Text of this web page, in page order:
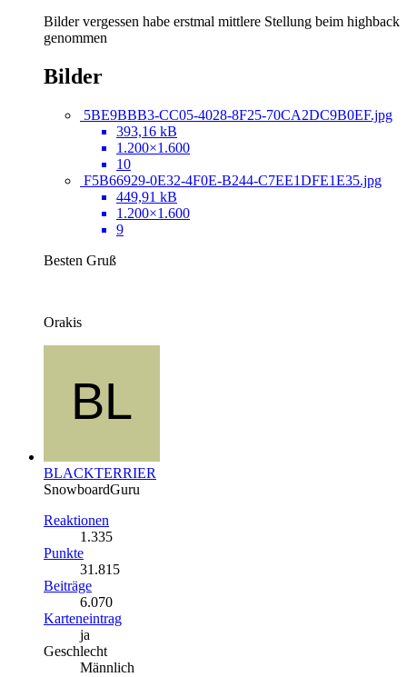
Bilder vergessen habe erstmal mittlere Stellung beim highback
genommen
Bilder
5BE9BBB3-CC05-4028-8F25-70CA2DC9B0EF.jpg
393,16 kB
1.200×1.600
10
F5B66929-0E32-4F0E-B244-C7EE1DFE1E35.jpg
449,91 kB
1.200×1.600
9
Besten Gruß
Orakis
BLACKTERRIER
SnowboardGuru
Reaktionen
1.335
Punkte
31.815
Beiträge
6.070
Karteneintrag
ja
Geschlecht
Männlich